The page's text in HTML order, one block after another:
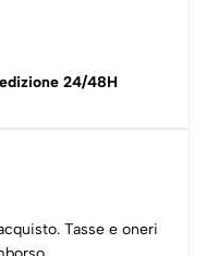
24/48H
Tasse e oneri